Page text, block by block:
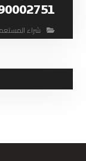
شراء